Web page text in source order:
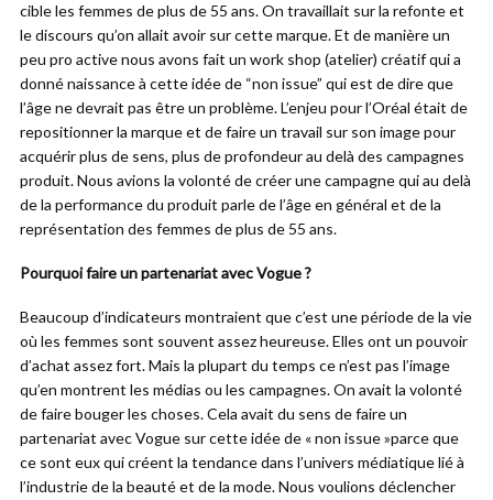
cible les femmes de plus de 55 ans. On travaillait sur la refonte et
le discours qu’on allait avoir sur cette marque. Et de manière un
peu pro active nous avons fait un work shop (atelier) créatif qui a
donné naissance à cette idée de “non issue” qui est de dire que
l’âge ne devrait pas être un problème. L’enjeu pour l’Oréal était de
repositionner la marque et de faire un travail sur son image pour
acquérir plus de sens, plus de profondeur au delà des campagnes
produit. Nous avions la volonté de créer une campagne qui au delà
de la performance du produit parle de l’âge en général et de la
représentation des femmes de plus de 55 ans.
Pourquoi faire un partenariat avec Vogue ?
Beaucoup d’indicateurs montraient que c’est une période de la vie
où les femmes sont souvent assez heureuse. Elles ont un pouvoir
d’achat assez fort. Mais la plupart du temps ce n’est pas l’image
qu’en montrent les médias ou les campagnes. On avait la volonté
de faire bouger les choses. Cela avait du sens de faire un
partenariat avec Vogue sur cette idée de « non issue »parce que
ce sont eux qui créent la tendance dans l’univers médiatique lié à
l’industrie de la beauté et de la mode. Nous voulions déclencher